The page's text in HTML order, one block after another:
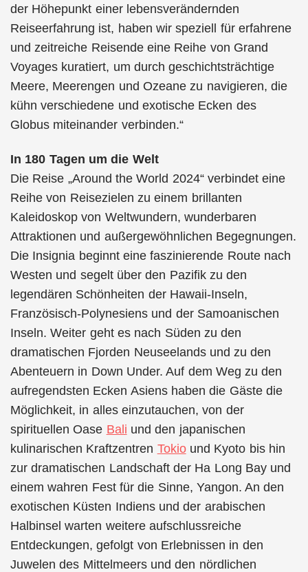
der Höhepunkt einer lebensverändernden
Reiseerfahrung ist, haben wir speziell für erfahrene
und zeitreiche Reisende eine Reihe von Grand
Voyages kuratiert, um durch geschichtsträchtige
Meere, Meerengen und Ozeane zu navigieren, die
kühn verschiedene und exotische Ecken des
Globus miteinander verbinden.“
In 180 Tagen um die Welt
Die Reise „Around the World 2024“ verbindet eine
Reihe von Reisezielen zu einem brillanten
Kaleidoskop von Weltwundern, wunderbaren
Attraktionen und außergewöhnlichen Begegnungen.
Die Insignia beginnt eine faszinierende Route nach
Westen und segelt über den Pazifik zu den
legendären Schönheiten der Hawaii-Inseln,
Französisch-Polynesiens und der Samoanischen
Inseln. Weiter geht es nach Süden zu den
dramatischen Fjorden Neuseelands und zu den
Abenteuern in Down Under. Auf dem Weg zu den
aufregendsten Ecken Asiens haben die Gäste die
Möglichkeit, in alles einzutauchen, von der
spirituellen Oase Bali und den japanischen
kulinarischen Kraftzentren Tokiound Kyoto bis hin
zur dramatischen Landschaft der Ha Long Bay und
einem wahren Fest für die Sinne, Yangon. An den
exotischen Küsten Indiens und der arabischen
Halbinsel warten weitere aufschlussreiche
Entdeckungen, gefolgt von Erlebnissen in den
Juwelen des Mittelmeers und den nördlichen